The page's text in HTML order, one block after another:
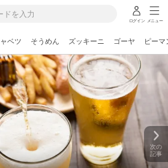
ログイン メニュー
ベツ そうめん ズッキーニ ゴーヤ ピーマ
次の
記事